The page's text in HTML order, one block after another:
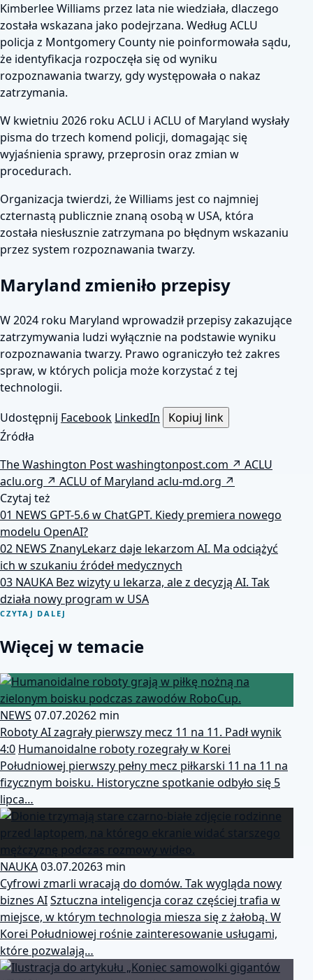
Kimberlee Williams przez lata nie wiedziała, dlaczego
została wskazana jako podejrzana. Według ACLU
policja z Montgomery County nie poinformowała sądu,
że identyfikacja rozpoczęła się od wyniku
rozpoznawania twarzy, gdy występowała o nakaz
zatrzymania.
W kwietniu 2026 roku ACLU i ACLU of Maryland wysłały
pisma do trzech komend policji, domagając się
wyjaśnienia sprawy, przeprosin oraz zmian w
procedurach.
Organizacja twierdzi, że Williams jest co najmniej
czternastą publicznie znaną osobą w USA, która
została niesłusznie zatrzymana po błędnym wskazaniu
przez system rozpoznawania twarzy.
Maryland zmieniło przepisy
W 2024 roku Maryland wprowadził przepisy zakazujące
zatrzymywania ludzi wyłącznie na podstawie wyniku
rozpoznawania twarzy. Prawo ograniczyło też zakres
spraw, w których policja może korzystać z tej
technologii.
Udostępnij Facebook LinkedIn
Kopiuj link
Źródła
The Washington Postwashingtonpost.com ↗ ACLU
aclu.org ↗ ACLU of Maryland aclu-md.org ↗
Czytaj też
01 NEWS GPT-5.6 w ChatGPT. Kiedy premiera nowego
modelu OpenAI?
02 NEWS ZnanyLekarz daje lekarzom AI. Ma odciążyć
ich w szukaniu źródeł medycznych
03 NAUKA Bez wizyty u lekarza, ale z decyzją AI. Tak
działa nowy program w USA
CZYTAJ DALEJ
Więcej w temacie
NEWS 07.07.20262 min
Roboty AI zagrały pierwszy mecz 11 na 11. Padł wynik
4:0 Humanoidalne roboty rozegrały w Korei
Południowej pierwszy pełny mecz piłkarski 11 na 11 na
fizycznym boisku. Historyczne spotkanie odbyło się 5
lipca…
NAUKA03.07.20263 min
Cyfrowi zmarli wracają do domów. Tak wygląda nowy
biznes AISztuczna inteligencja coraz częściej trafia w
miejsce, w którym technologia miesza się z żałobą. W
Korei Południowej rośnie zainteresowanie usługami,
które pozwalają…